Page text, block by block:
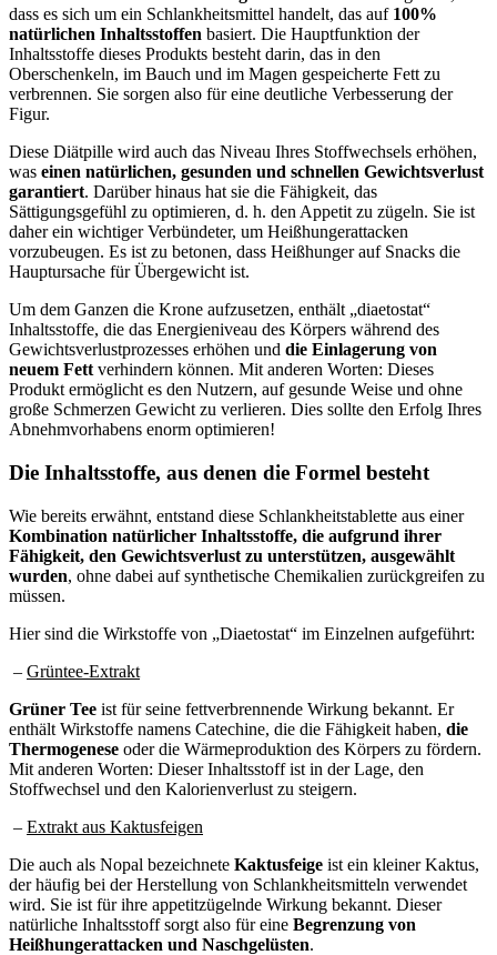
dass es sich um ein Schlankheitsmittel handelt, das auf 100%
natürlichen Inhaltsstoffen basiert. Die Hauptfunktion der
Inhaltsstoffe dieses Produkts besteht darin, das in den
Oberschenkeln, im Bauch und im Magen gespeicherte Fett zu
verbrennen. Sie sorgen also für eine deutliche Verbesserung der
Figur.
Diese Diätpille wird auch das Niveau Ihres Stoffwechsels erhöhen,
was einen natürlichen, gesunden und schnellen Gewichtsverlust
garantiert. Darüber hinaus hat sie die Fähigkeit, das
Sättigungsgefühl zu optimieren, d. h. den Appetit zu zügeln. Sie ist
daher ein wichtiger Verbündeter, um Heißhungerattacken
vorzubeugen. Es ist zu betonen, dass Heißhunger auf Snacks die
Hauptursache für Übergewicht ist.
Um dem Ganzen die Krone aufzusetzen, enthält „diaetostat“
Inhaltsstoffe, die das Energieniveau des Körpers während des
Gewichtsverlustprozesses erhöhen und die Einlagerung von
neuem Fett verhindern können. Mit anderen Worten: Dieses
Produkt ermöglicht es den Nutzern, auf gesunde Weise und ohne
große Schmerzen Gewicht zu verlieren. Dies sollte den Erfolg Ihres
Abnehmvorhabens enorm optimieren!
Die Inhaltsstoffe, aus denen die Formel besteht
Wie bereits erwähnt, entstand diese Schlankheitstablette aus einer
Kombination natürlicher Inhaltsstoffe, die aufgrund ihrer
Fähigkeit, den Gewichtsverlust zu unterstützen, ausgewählt
wurden, ohne dabei auf synthetische Chemikalien zurückgreifen zu
müssen.
Hier sind die Wirkstoffe von „Diaetostat“ im Einzelnen aufgeführt:
– Grüntee-Extrakt
Grüner Tee ist für seine fettverbrennende Wirkung bekannt. Er
enthält Wirkstoffe namens Catechine, die die Fähigkeit haben, die
Thermogenese oder die Wärmeproduktion des Körpers zu fördern.
Mit anderen Worten: Dieser Inhaltsstoff ist in der Lage, den
Stoffwechsel und den Kalorienverlust zu steigern.
– Extrakt aus Kaktusfeigen
Die auch als Nopal bezeichnete Kaktusfeige ist ein kleiner Kaktus,
der häufig bei der Herstellung von Schlankheitsmitteln verwendet
wird. Sie ist für ihre appetitzügelnde Wirkung bekannt. Dieser
natürliche Inhaltsstoff sorgt also für eine Begrenzung von
Heißhungerattacken und Naschgelüsten.